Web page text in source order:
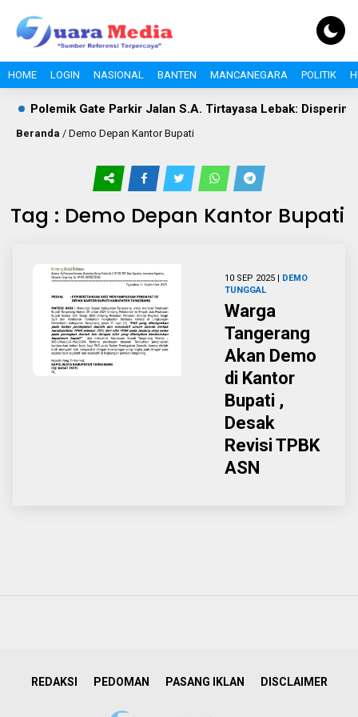
HOME LOGIN NASIONAL BANTEN MANCANEGARA POLITIK
Polemik Gate Parkir Jalan S.A. Tirtayasa Lebak:
Beranda / Demo Depan Kantor Bupati
Tag : Demo Depan Kantor Bupati
10 SEP 2025 | DEMO
TUNGGAL
Warga
Tangerang
Akan Demo
di Kantor
Bupati ,
Desak
Revisi TPBK
ASN
REDAKSI PEDOMAN PASANG IKLAN DISCLAIMER